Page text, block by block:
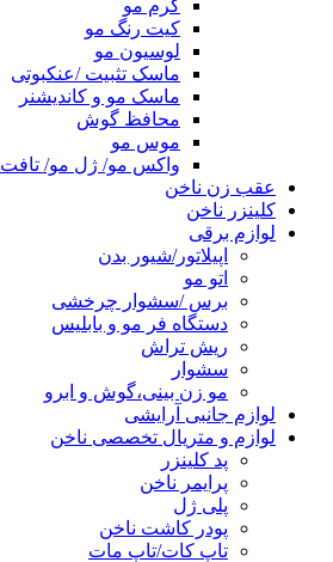
کرم مو
کیت رنگ مو
لوسیون مو
ماسک تثبیت /عنکبوتی
ماسک مو و کاندیشنر
محافظ گوش
موس مو
واکس مو/ ژل مو/ تافت
عقب زن ناخن
کلینزر ناخن
لوازم برقی
اپیلاتور/شیور بدن
اتو مو
برس /سشوار چرخشی
دستگاه فر مو و بابلیس
ریش تراش
سشوار
مو زن بینی،گوش و ابرو
لوازم جانبی آرایشی
لوازم و متریال تخصصی ناخن
پد کلینزر
پرایمر ناخن
پلی ژل
پودر کاشت ناخن
تاپ کات/تاپ مات